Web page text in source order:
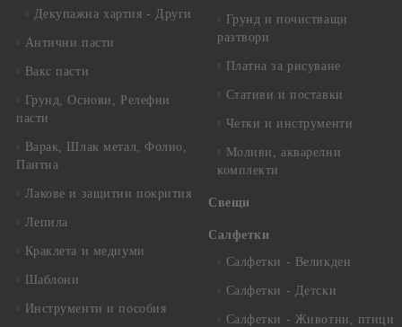
Декупажна хартия - Други
Антични пасти
Вакс пасти
Грунд, Основи, Релефни
пасти
Варак, Шлак метал, Фолио,
Пантна
Лакове и защитни покрития
Лепила
Краклета и медиуми
Шаблони
Инструменти и пособия
Грунд и почистващи
разтвори
Платна за рисуване
Стативи и поставки
Четки и инструменти
Моливи, акварелни
комплекти
Свещи
Салфетки
Салфетки - Великден
Салфетки - Детски
Салфетки - Животни, птици